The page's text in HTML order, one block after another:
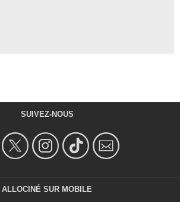
SUIVEZ-NOUS
ALLOCINÉ SUR MOBILE